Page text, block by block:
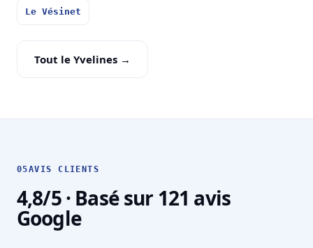
Le Vésinet
Tout le Yvelines →
05AVIS CLIENTS
4,8/5 · Basé sur 121 avis
Google